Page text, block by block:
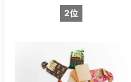
2位